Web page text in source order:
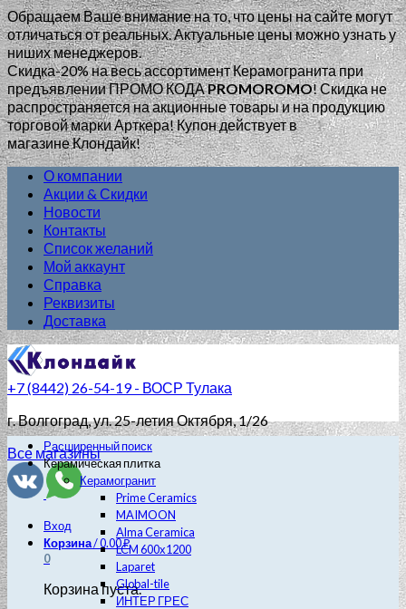
Обращаем Ваше внимание на то, что цены на сайте могут
отличаться от реальных. Актуальные цены можно узнать у
ниших менеджеров.
Скидка-20% на весь ассортимент Керамогранита при
предъявлении ПРОМО КОДАPROMOROMO!Скидка не
распространяется на акционные товары и на продукцию
торговой марки Арткера! Купон действует в
магазине Клондайк!
О компании
Акции & Скидки
Новости
Контакты
Список желаний
Мой аккаунт
Справка
Реквизиты
Доставка
+7 (8442) 26-54-19 - ВОСР Тулака
г. Волгоград, ул. 25-летия Октября, 1/26
Все магазины
Вход
Корзина/0.00₽
0
Корзина пуста.
Расширенный поиск
Керамическая плитка
Керамогранит
Prime Ceramics
MAIMOON
Alma Ceramica
LCM 600х1200
Laparet
Global-tile
ИНТЕР ГРЕС